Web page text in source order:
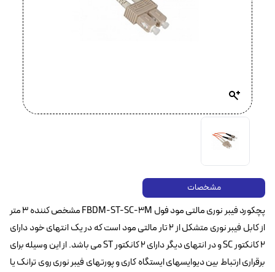
مشخصات
پچکورد فیبر نوری مالتی مود فول FBDM-ST-SC-3M مشخص کننده ۳ متر
از کابل فیبر نوری متشکل از ۲ تار مالتی مود است که در یک انتهای خود دارای
۲ کانکتور SC و در انتهای دیگر دارای ۲ کانکتور ST می باشد. از این وسیله برای
برقراری ارتباط بین دیوایسهای ایستگاه کاری و پورتهای فیبر نوری روی ترانک یا